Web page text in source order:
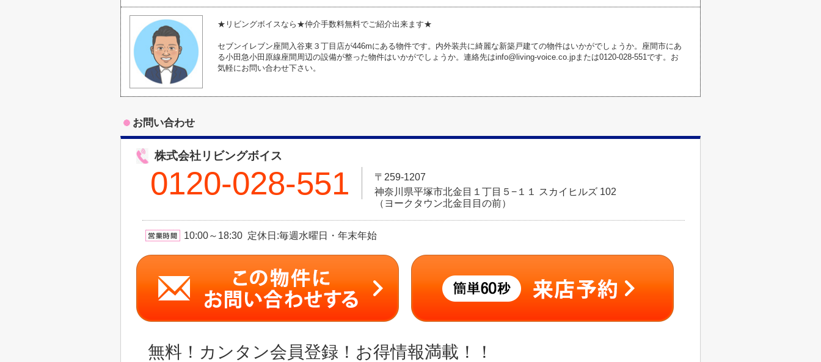
★リビングボイスなら★仲介手数料無料でご紹介出来ます★
セブンイレブン座間入谷東３丁目店が446mにある物件です。内外装共に綺麗な新築戸建ての物件はいかがでしょうか。座間市にあ
る小田急小田原線座間周辺の設備が整った物件はいかがでしょうか。連絡先はinfo@living-voice.co.jpまたは0120-028-551です。お
気軽にお問い合わせ下さい。
お問い合わせ
株式会社リビングボイス
0120-028-551
〒259-1207
神奈川県平塚市北金目１丁目５−１１ スカイヒルズ 102
（ヨークタウン北金目目の前）
10:00～18:30 定休日:毎週水曜日・年末年始
無料！カンタン会員登録！お得情報満載！！